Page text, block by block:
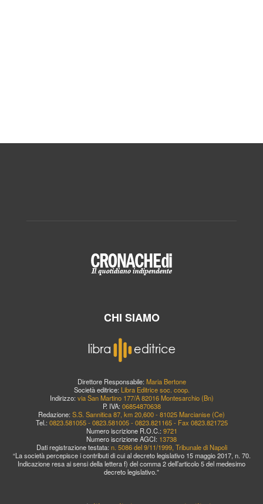
CHI SIAMO
Direttore Responsabile: Maria Bertone
Società editrice: Libra Editrice soc. coop.
Indirizzo: via San Martino 177/A 82016 Montesarchio (Bn)
P. IVA: 06854870638
Redazione: S.S. Sannitica 87, km 20,600 - 81025 Marcianise (Ce)
Tel.: 0823.581055 - 0823.581005 - 0823.821165 - Fax 0823.821725
Numero iscrizione R.O.C.: 9721
Numero iscrizione AGCI: 13738
Dati registrazione testata: n. 5086 del 9/11/1999, Tribunale di Napoli
“La società percepisce i contributi di cui al decreto legislativo 15 maggio 2017, n. 70.
Indicazione resa ai sensi della lettera f) del comma 2 dell’articolo 5 del medesimo
decreto legislativo.”